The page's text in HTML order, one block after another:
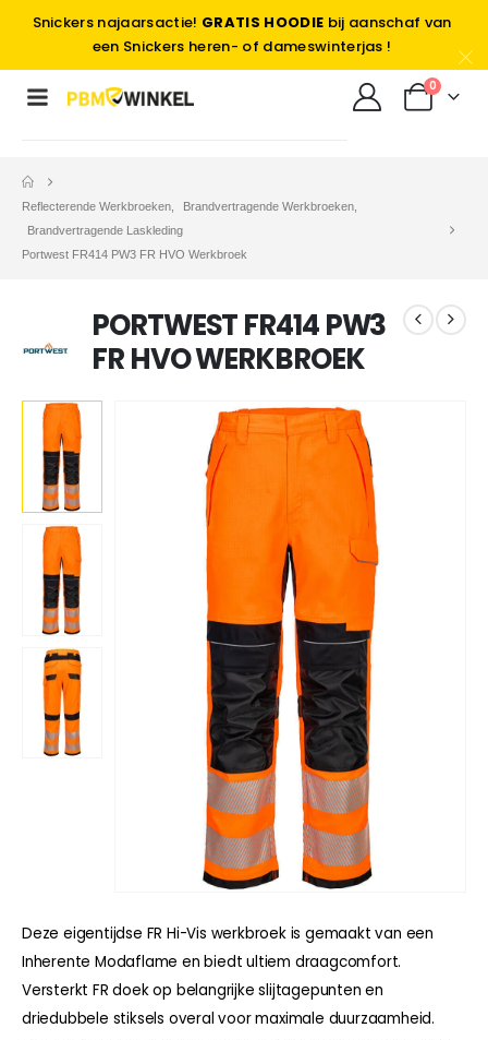
Snickers najaarsactie! GRATIS HOODIE bij aanschaf van
een Snickers heren- of dameswinterjas !
0
Reflecterende Werkbroeken Brandvertragende Werkbroeken
Brandvertragende Laskleding
Portwest FR414 PW3 FR HVO Werkbroek
PORTWEST FR414 PW3
FR HVO WERKBROEK
Deze eigentijdse FR Hi-Vis werkbroek is gemaakt van een
Inherente Modaflame en biedt ultiem draagcomfort.
Versterkt FR doek op belangrijke slijtagepunten en
driedubbele stiksels overal voor maximale duurzaamheid.